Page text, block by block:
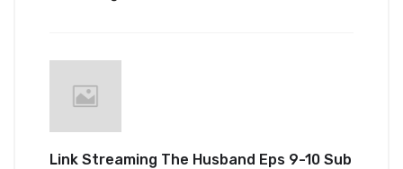
Link Streaming The Husband Eps 9-10 Sub